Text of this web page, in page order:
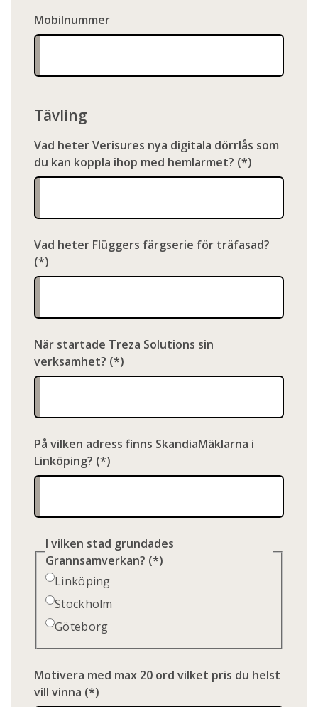
Mobilnummer
Tävling
Vad heter Verisures nya digitala dörrlås som
du kan koppla ihop med hemlarmet?
Vad heter Flüggers färgserie för träfasad?
När startade Treza Solutions sin
verksamhet?
På vilken adress finns SkandiaMäklarna i
Linköping?
I vilken stad grundades
Grannsamverkan?
Linköping
Stockholm
Göteborg
Motivera med max 20 ord vilket pris du helst
vill vinna